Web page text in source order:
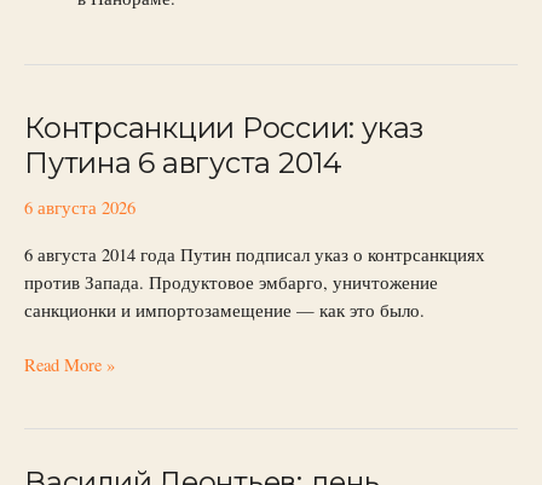
Контрсанкции России: указ
Путина 6 августа 2014
6 августа 2026
6 августа 2014 года Путин подписал указ о контрсанкциях
против Запада. Продуктовое эмбарго, уничтожение
санкционки и импортозамещение — как это было.
Контрсанкции
России:
указ
Путина
августа
2014
Read More »
Василий